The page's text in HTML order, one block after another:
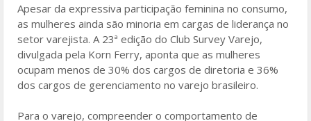
Apesar da expressiva participação feminina no consumo,
as mulheres ainda são minoria em cargas de liderança no
setor varejista. A 23ª edição do Club Survey Varejo,
divulgada pela Korn Ferry, aponta que as mulheres
ocupam menos de 30% dos cargos de diretoria e 36%
dos cargos de gerenciamento no varejo brasileiro.
Para o varejo, compreender o comportamento de